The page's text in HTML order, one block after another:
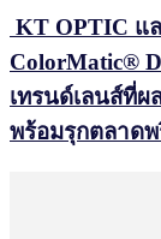
KT OPTIC แ
ColorMatic®
เทรนด์เลนส์ที่
พร้อมรุกตลาด